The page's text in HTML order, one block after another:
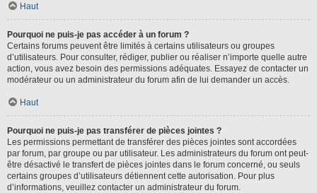
Haut
Pourquoi ne puis-je pas accéder à un forum ?
Certains forums peuvent être limités à certains utilisateurs ou groupes
d’utilisateurs. Pour consulter, rédiger, publier ou réaliser n’importe quelle autre
action, vous avez besoin des permissions adéquates. Essayez de contacter un
modérateur ou un administrateur du forum afin de lui demander un accès.
Haut
Pourquoi ne puis-je pas transférer de pièces jointes ?
Les permissions permettant de transférer des pièces jointes sont accordées
par forum, par groupe ou par utilisateur. Les administrateurs du forum ont peut-
être désactivé le transfert de pièces jointes dans le forum concerné, ou seuls
certains groupes d’utilisateurs détiennent cette autorisation. Pour plus
d’informations, veuillez contacter un administrateur du forum.